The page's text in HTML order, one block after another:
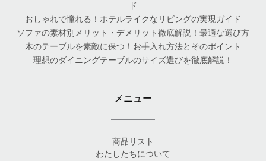
ド
おしゃれで憧れる！ホテルライクなリビングの実現ガイド
ソファの素材別メリット・デメリット徹底解説！最適な選び方
木のテーブルを素敵に保つ！お手入れ方法とそのポイント
理想のダイニングテーブルのサイズ選びを徹底解説！
メニュー
商品リスト
わたしたちについて